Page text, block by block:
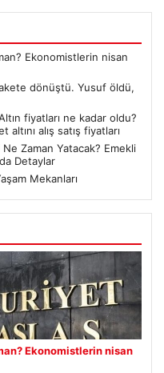
Ekonomistlerin nisan
dönüştü. Yusuf öldü,
fiyatları ne kadar oldu?
alış satış fiyatları
Zaman Yatacak? Emekli
Detaylar
Mekanları
Ekonomistlerin nisan